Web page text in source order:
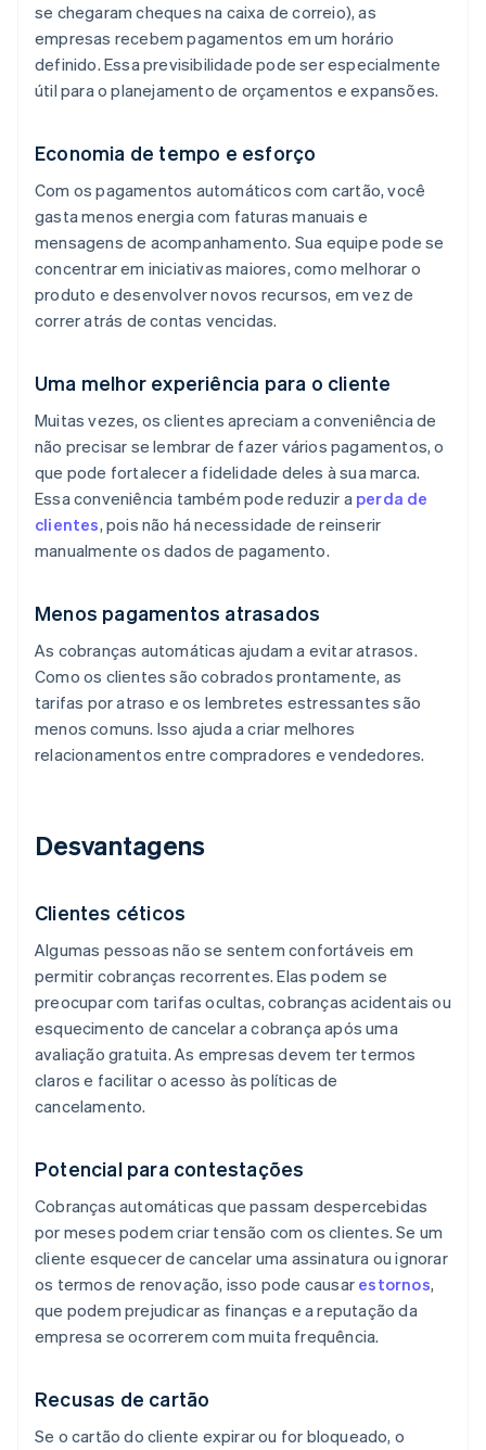
se chegaram cheques na caixa de correio), as
empresas recebem pagamentos em um horário
definido. Essa previsibilidade pode ser especialmente
útil para o planejamento de orçamentos e expansões.
Economia de tempo e esforço
Com os pagamentos automáticos com cartão, você
gasta menos energia com faturas manuais e
mensagens de acompanhamento. Sua equipe pode se
concentrar em iniciativas maiores, como melhorar o
produto e desenvolver novos recursos, em vez de
correr atrás de contas vencidas.
Uma melhor experiência para o cliente
Muitas vezes, os clientes apreciam a conveniência de
não precisar se lembrar de fazer vários pagamentos, o
que pode fortalecer a fidelidade deles à sua marca.
Essa conveniência também pode reduzir a perda de
clientes, pois não há necessidade de reinserir
manualmente os dados de pagamento.
Menos pagamentos atrasados
As cobranças automáticas ajudam a evitar atrasos.
Como os clientes são cobrados prontamente, as
tarifas por atraso e os lembretes estressantes são
menos comuns. Isso ajuda a criar melhores
relacionamentos entre compradores e vendedores.
Desvantagens
Clientes céticos
Algumas pessoas não se sentem confortáveis em
permitir cobranças recorrentes. Elas podem se
preocupar com tarifas ocultas, cobranças acidentais ou
esquecimento de cancelar a cobrança após uma
avaliação gratuita. As empresas devem ter termos
claros e facilitar o acesso às políticas de
cancelamento.
Potencial para contestações
Cobranças automáticas que passam despercebidas
por meses podem criar tensão com os clientes. Se um
cliente esquecer de cancelar uma assinatura ou ignorar
os termos de renovação, isso pode causar estornos,
que podem prejudicar as finanças e a reputação da
empresa se ocorrerem com muita frequência.
Recusas de cartão
Se o cartão do cliente expirar ou for bloqueado, o